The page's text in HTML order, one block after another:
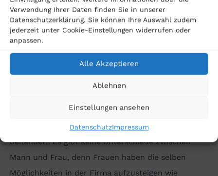
Verwendung Ihrer Daten finden Sie in unserer
Datenschutzerklärung. Sie können Ihre Auswahl zudem
jederzeit unter Cookie-Einstellungen widerrufen oder
anpassen.
Alle Akzeptieren
Ablehnen
Einstellungen ansehen
DatenschutzImpressum
Erfahrung für mich, um die Zukunft des juristischen
Arbeitens kennenzulernen.«– Johanna Ebert,
Juristin und ehemalige Mitarbeiterin
»Sehr familiär. Man kann mit den Vorgesetzten über
kann im Homeoffice arbeiten, wir machen
regelmäßig Teamabende. (...) Wir werden alle super
behandelt. Es gibt keine Unterschiede zwischen
Mann und Frau, denn Frauen haben die selben
Möglichkeiten in der Firma aufzusteigen wie